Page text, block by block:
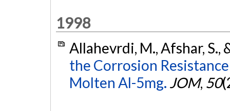
1998
Allahevrdi, M., Afshar, S.,
the Corrosion
Molten Al-5mg. JOM, 50